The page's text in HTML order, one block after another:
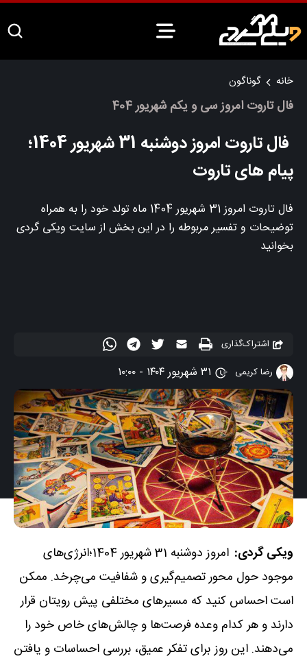
خانه گوناگون
فال تاروت امروز سی و یکم شهریور 404
فال تاروت امروز دوشنبه 31 شهریور 1404؛
پیام های تاروت
فال تاروت امروز 31 شهریور 1404 ماه تولد خود را به همراه
توضیحات و تفسیر مربوطه را در این بخش از سایت ویکی گردی
بخوانید
اشتراک‌گذاری
رضا کریمی
۳۱ شهریور ۱۴۰۴ - ۱۰:۰۰
ویکی گردی:
امروز دوشنبه 31 شهریور 1404؛انرژی‌های
موجود حول محور تصمیم‌گیری و شفافیت می‌چرخد. ممکن
است احساس کنید که مسیرهای مختلفی پیش رویتان قرار
دارند و هر کدام وعده فرصت‌ها و چالش‌های خاص خود را
می‌دهند. این روز برای تفکر عمیق، بررسی احساسات و یافتن